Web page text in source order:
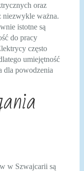
oraz
niezwykle ważna.
istotne są
do pracy
często
umiejętność
dla powodzenia
w Szwajcarii są